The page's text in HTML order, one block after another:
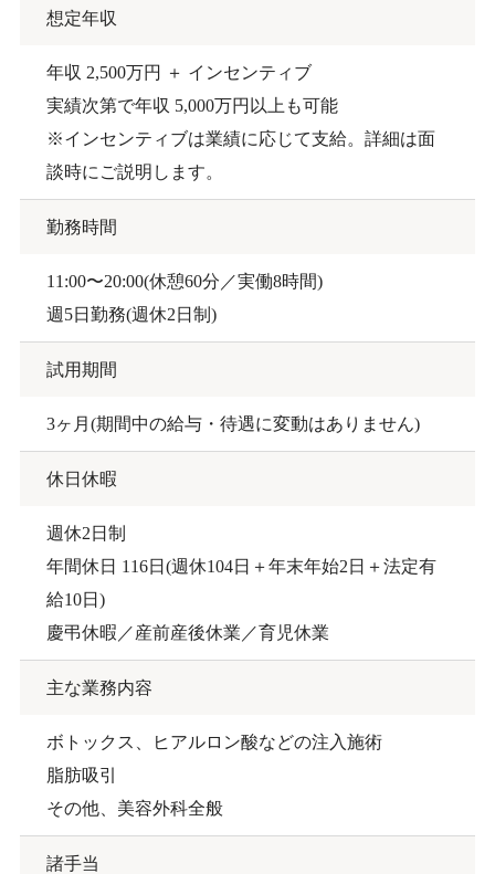
想定年収
年収 2,500万円 ＋ インセンティブ
実績次第で年収 5,000万円以上も可能
※インセンティブは業績に応じて支給。詳細は面
談時にご説明します。
勤務時間
11:00〜20:00(休憩60分／実働8時間)
週5日勤務(週休2日制)
試用期間
3ヶ月(期間中の給与・待遇に変動はありません)
休日休暇
週休2日制
年間休日 116日(週休104日＋年末年始2日＋法定有
給10日)
慶弔休暇／産前産後休業／育児休業
主な業務内容
ボトックス、ヒアルロン酸などの注入施術
脂肪吸引
その他、美容外科全般
諸手当